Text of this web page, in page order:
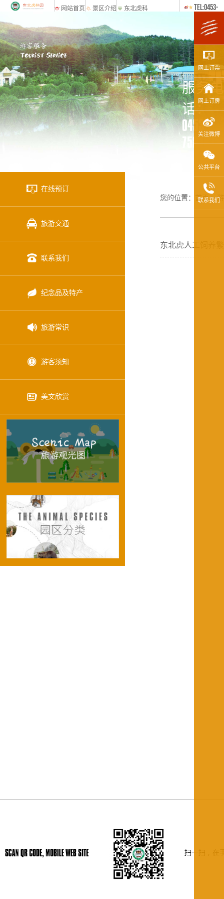
网上订票
网上订房
关注微博
公共平台
联系我们
网站首页 景区介绍
东北虎科
TEL:0453-
服务电
话：
0453-
7583835
在线预订
旅游交通
联系我们
纪念品及特产
旅游常识
游客须知
美文欣赏
您的位置： 首页>
东北虎人工饲养